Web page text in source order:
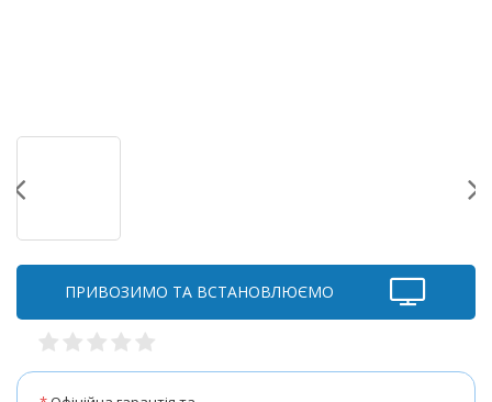
ПРИВОЗИМО ТА ВСТАНОВЛЮЄМО